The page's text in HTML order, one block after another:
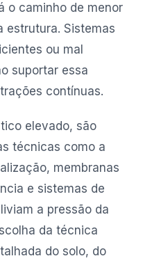
o caminho de menor
estrutura. Sistemas
ou mal
suportar essa
contínuas.
elevado, são
técnicas como a
membranas
e sistemas de
a pressão da
da técnica
do solo, do